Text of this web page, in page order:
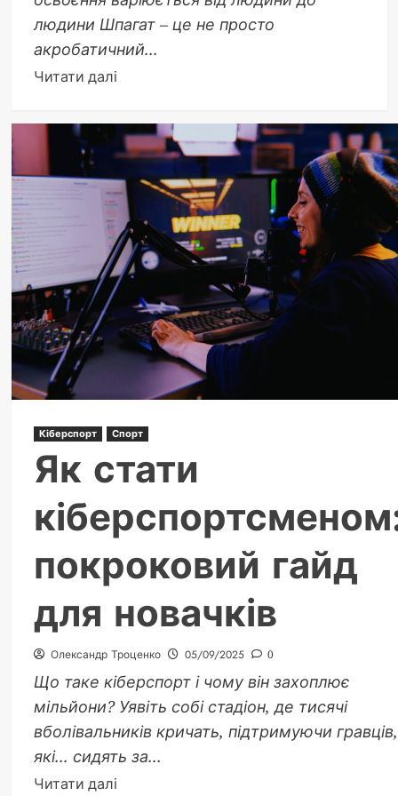
людини Шпагат – це не просто
акробатичний...
Читати даліДокладніше
За
скільки
часу
можна
сісти
на
шпагат:
від
2
тижнів
Кіберспорт Спорт
Як стати
покроковий гайд
для новачків
Олександр Троценко 05/09/2025 0
Що таке кіберспорт і чому він захоплює
мільйони? Уявіть собі стадіон, де тисячі
вболівальників кричать, підтримуючи гравців,
які... сидять за...
Читати даліДокладніше